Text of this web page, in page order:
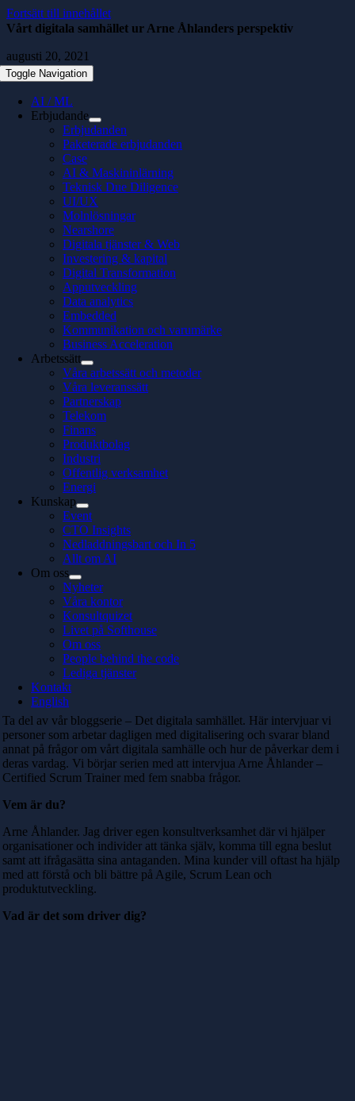
Fortsätt till innehållet
Toggle Navigation
AI / ML
Erbjudande
Erbjudanden
Paketerade erbjudanden
Case
AI & Maskininlärning
Teknisk Due Diligence
UI/UX
Molnlösningar
Nearshore
Digitala tjänster & Web
Investering & kapital
Digital Transformation
Apputveckling
Data analytics
Embedded
Kommunikation och varumärke
Business Acceleration
Arbetssätt
Våra arbetssätt och metoder
Våra leveranssätt
Partnerskap
Telekom
Finans
Produktbolag
Industri
Offentlig verksamhet
Energi
Kunskap
Event
CTO Insights
Nedladdningsbart och In 5
Allt om AI
Om oss
Nyheter
Våra kontor
Konsultquizet
Livet på Softhouse
Om oss
People behind the code
Lediga tjänster
Kontakt
English
Vårt digitala samhället ur Arne Åhlanders perspektiv
augusti 20, 2021
Ta del av vår bloggserie – Det digitala samhället. Här intervjuar vi
personer som arbetar dagligen med digitalisering och svarar bland
annat på frågor om vårt digitala samhälle och hur de påverkar dem i
deras vardag. Vi börjar serien med att intervjua Arne Åhlander –
Certified Scrum Trainer med fem snabba frågor.
Vem är du?
Arne Åhlander. Jag driver egen konsultverksamhet där vi hjälper
organisationer och individer att tänka själv, komma till egna beslut
samt att ifrågasätta sina antaganden. Mina kunder vill oftast ha hjälp
med att förstå och bli bättre på Agile, Scrum Lean och
produktutveckling.
Vad är det som driver dig?